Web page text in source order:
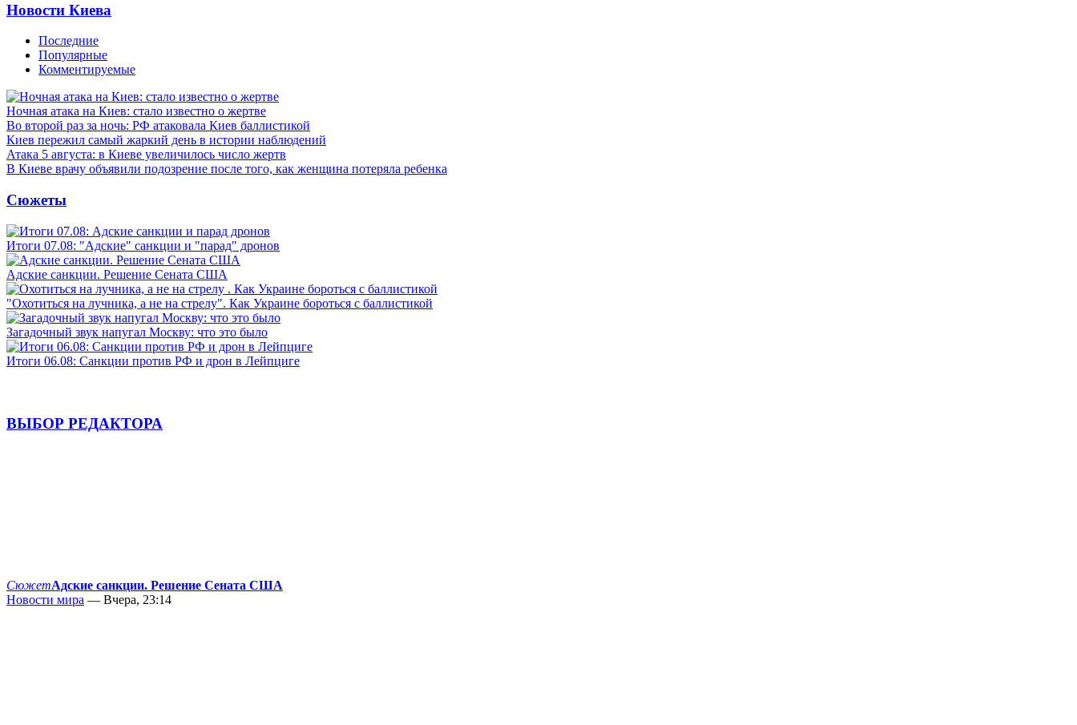
Новости Киева
Последние
Популярные
Комментируемые
Ночная атака на Киев: стало известно о жертве
Во второй раз за ночь: РФ атаковала Киев баллистикой
Киев пережил самый жаркий день в истории наблюдений
Атака 5 августа: в Киеве увеличилось число жертв
В Киеве врачу объявили подозрение после того, как женщина потеряла ребенка
Сюжеты
Итоги 07.08: "Адские" санкции и "парад" дронов
Адские санкции. Решение Сената США
"Охотиться на лучника, а не на стрелу". Как Украине бороться с баллистикой
Загадочный звук напугал Москву: что это было
Итоги 06.08: Санкции против РФ и дрон в Лейпциге
ВЫБОР РЕДАКТОРА
СюжетАдские санкции. Решение Сената США
Новости мира — Вчера, 23:14